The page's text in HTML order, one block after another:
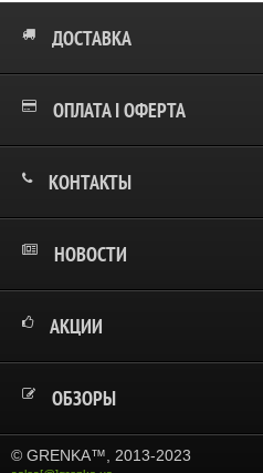
ДОСТАВКА
ОПЛАТА І ОФЕРТА
КОНТАКТЫ
НОВОСТИ
АКЦИИ
ОБЗОРЫ
© GRENKA™, 2013-2023